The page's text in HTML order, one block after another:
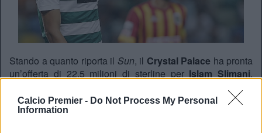
Calcio Premier - Do Not Process My Personal
Information
Stando a quanto riporta il Sun, il Crystal Palace ha pronta
un’offerta di 22,5 milioni di sterline per Islam Slimani,
Il centravanti, 27 anni, è approdato in biancoverde